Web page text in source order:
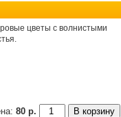
цветы с волнистыми
80 р.